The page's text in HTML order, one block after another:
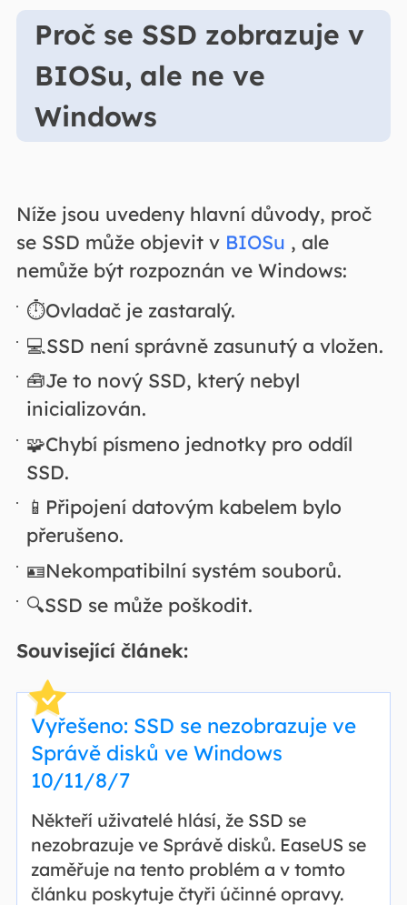
Proč se SSD zobrazuje v
BIOSu, ale ne ve
Windows
Níže jsou uvedeny hlavní důvody, proč
se SSD může objevit v BIOSu , ale
nemůže být rozpoznán ve Windows:
⏱️Ovladač je zastaralý.
💻SSD není správně zasunutý a vložen.
🧰Je to nový SSD, který nebyl
inicializován.
🧩Chybí písmeno jednotky pro oddíl
SSD.
📱Připojení datovým kabelem bylo
přerušeno.
🪪Nekompatibilní systém souborů.
🔍SSD se může poškodit.
Související článek:
Vyřešeno: SSD se nezobrazuje ve
Správě disků ve Windows
10/11/8/7
Někteří uživatelé hlásí, že SSD se
nezobrazuje ve Správě disků. EaseUS se
zaměřuje na tento problém a v tomto
článku poskytuje čtyři účinné opravy.